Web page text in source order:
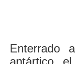
Enterrado
antártico,